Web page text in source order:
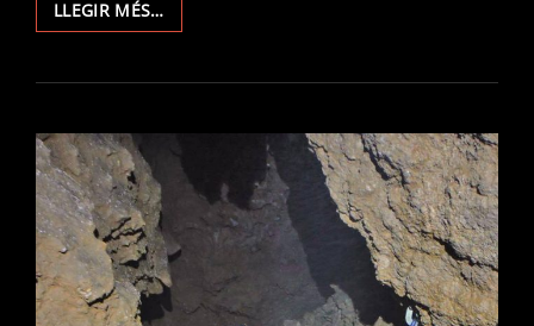
LLEGIR MÉS…EXPLORACIONS
EN
2019